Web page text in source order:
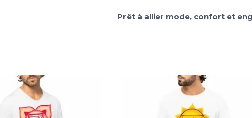
Prêt à allier mode, confort et